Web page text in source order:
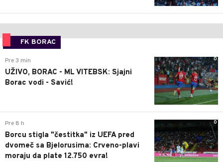
FK BORAC
0
Pre 3 min
UŽIVO, BORAC - ML VITEBSK: Sjajni
Borac vodi - Savić!
0
Pre 8 h
Borcu stigla "čestitka" iz UEFA pred
dvomeč sa Bjelorusima: Crveno-plavi
moraju da plate 12.750 evra!